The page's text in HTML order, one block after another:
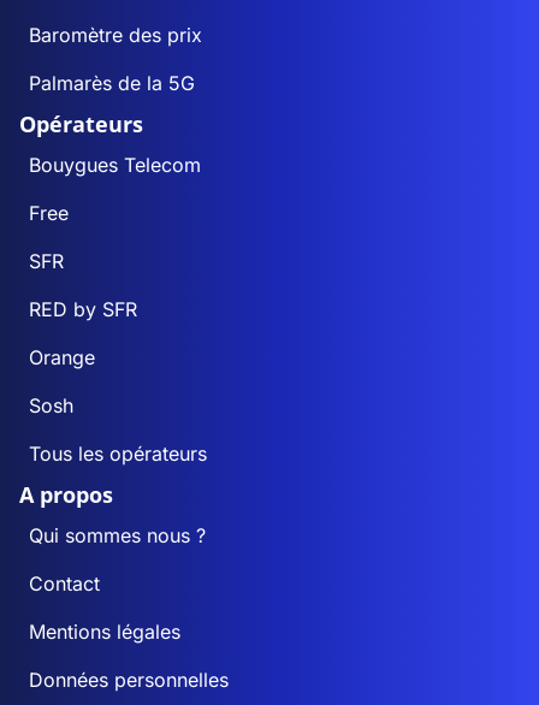
Baromètre des prix
Palmarès de la 5G
Opérateurs
Bouygues Telecom
Free
SFR
RED by SFR
Orange
Sosh
Tous les opérateurs
A propos
Qui sommes nous ?
Contact
Mentions légales
Données personnelles